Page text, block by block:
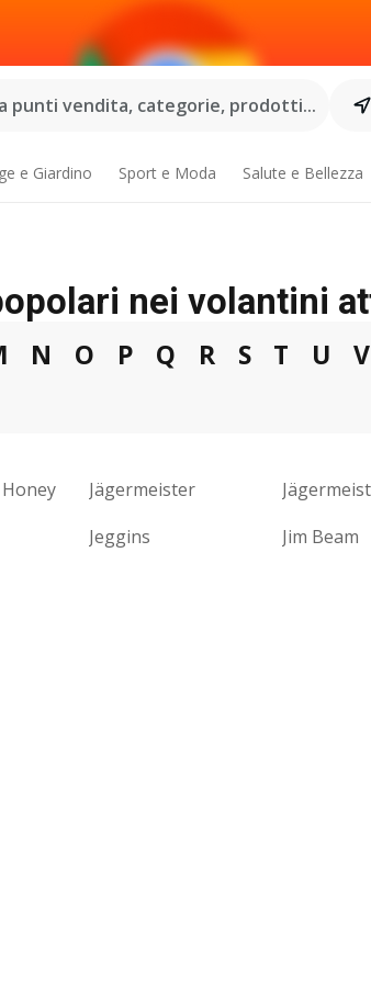
punti vendita, categorie, prodotti...
e Giardino Sport e Moda Salute e Bellezza
nei volantini
N O P Q R S T U V
Honey Jägermeister
Jeggins
Jim Beam